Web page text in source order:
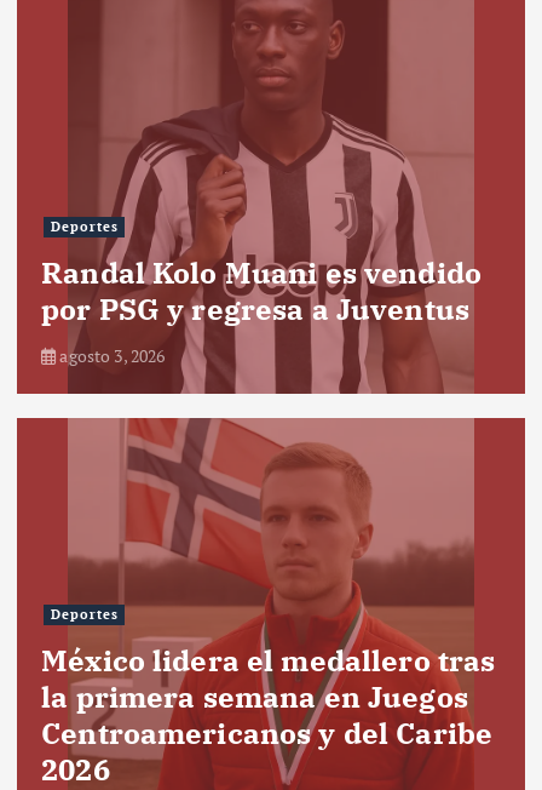
Deportes
Randal Kolo Muani es vendido
por PSG y regresa a Juventus
agosto 3, 2026
Deportes
México lidera el medallero tras
la primera semana en Juegos
Centroamericanos y del Caribe
2026